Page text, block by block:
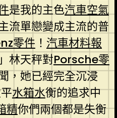
是我的主色汽車空氣
流單戀變成主流的普
零件 ！ 汽車材料報
林天秤對Porsche零
，她已經完全沉浸
水箱水衡的追求中
精你們兩個都是失衡